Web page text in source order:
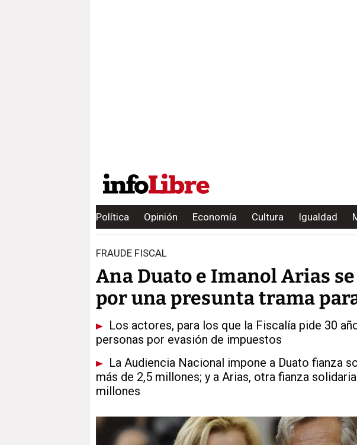
Política Opinión Economía Cultura Igualdad
FRAUDE FISCAL
Ana Duato e Imanol Arias
por una presunta trama
Los actores, para los que la Fiscalía pide 30
personas por evasión de impuestos
La Audiencia Nacional impone a Duato fianza
más de 2,5 millones; y a Arias, otra fianza
millones